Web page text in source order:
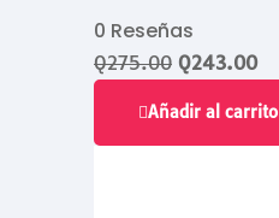
0 Reseñas
Q275.00 Q243.00
Añadir al carrito